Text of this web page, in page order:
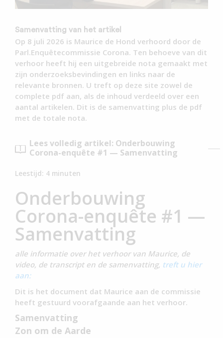
Samenvatting van het artikel
Op 8 juli 2026 is Maurice de Hond verhoord door de
Parl.Enquêtecommissie Corona. Ten behoeve van dit
verhoor heeft hij een uitgebreide nota gemaakt met
zijn onderzoeksbevindingen en links naar de
relevante bronnen. U treft op deze site zowel de
complete pdf aan, als de inhoud verdeeld over een
aantal artikelen. Dit is de samenvatting plus de pdf
met de totale nota.
Lees volledig artikel: Onderbouwing
Corona-enquête #1 — Samenvatting
Leestijd: 4 minuten
Onderbouwing
Corona-enquête #1 —
Samenvatting
alle informatie over het verhoor van Maurice, de
video, de transcript en de samenvatting, treft u hier
aan:
Dit is het document dat Maurice aan de commissie
heeft gestuurd voorafgaande aan het verhoor.
Samenvatting
Zon om de Aarde